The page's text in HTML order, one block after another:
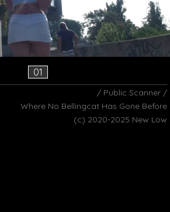
01
/ Public Scanner /
Where No Bellingcat Has Gone Before
(c) 2020-2025 New Low